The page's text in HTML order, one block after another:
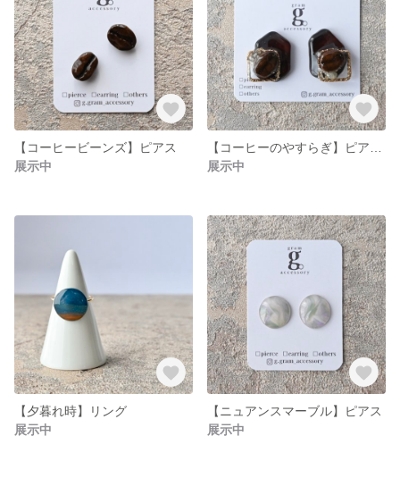
【コーヒービーンズ】ピアス
展示中
展示中
【夕暮れ時】リング
展示中
【ニュアンスマーブル】ピアス
展示中